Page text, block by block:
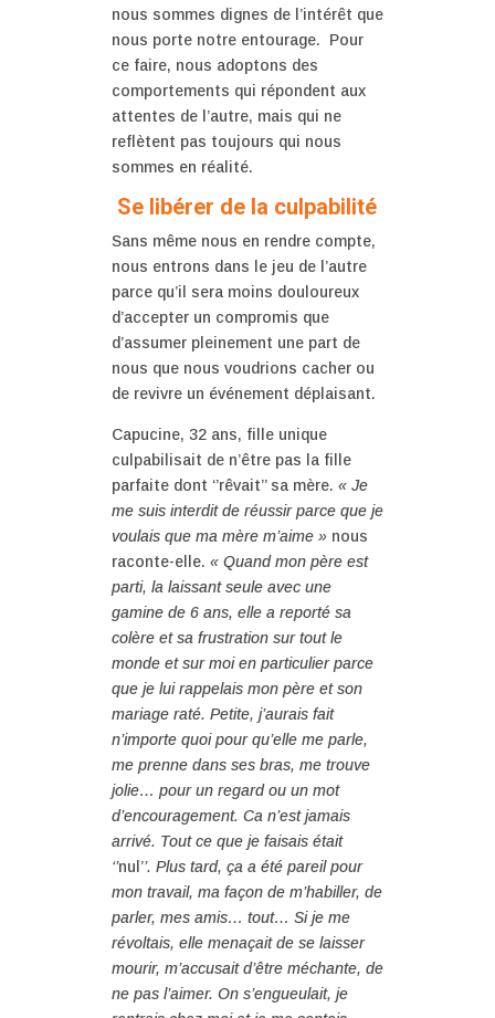
nous sommes dignes de l’intérêt que
nous porte notre entourage. Pour
ce faire, nous adoptons des
comportements qui répondent aux
attentes de l’autre, mais qui ne
reflètent pas toujours qui nous
sommes en réalité.
Se libérer de la culpabilité
Sans même nous en rendre compte,
nous entrons dans le jeu de l’autre
parce qu’il sera moins douloureux
d’accepter un compromis que
d’assumer pleinement une part de
nous que nous voudrions cacher ou
de revivre un événement déplaisant.
Capucine, 32 ans, fille unique
culpabilisait de n’être pas la fille
parfaite dont ‘’rêvait’’ sa mère. « Je
me suis interdit de réussir parce que je
voulais que ma mère m’aime » nous
raconte-elle. « Quand mon père est
parti, la laissant seule avec une
gamine de 6 ans, elle a reporté sa
colère et sa frustration sur tout le
monde et sur moi en particulier parce
que je lui rappelais mon père et son
mariage raté. Petite, j’aurais fait
n’importe quoi pour qu’elle me parle,
me prenne dans ses bras, me trouve
jolie… pour un regard ou un mot
d’encouragement. Ca n’est jamais
arrivé. Tout ce que je faisais était
‘’nul’’. Plus tard, ça a été pareil pour
mon travail, ma façon de m’habiller, de
parler, mes amis… tout… Si je me
révoltais, elle menaçait de se laisser
mourir, m’accusait d’être méchante, de
ne pas l’aimer. On s’engueulait, je